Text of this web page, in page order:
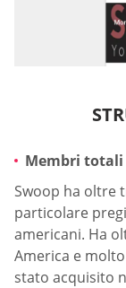
Membri totali
Swoop ha oltre
particolare
americani. Ha
America e
stato acquisito